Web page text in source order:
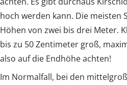
hoch werden kann. Die meisten
Höhen von zwei bis drei Meter.
bis zu 50 Zentimeter groß,
also auf die Endhöhe achten!
Im Normalfall, bei den